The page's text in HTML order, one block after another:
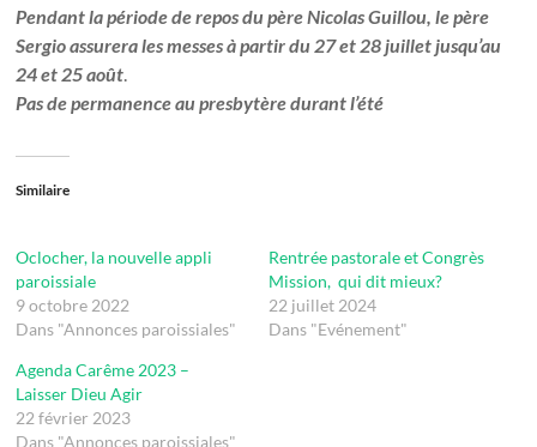
Pendant la période de repos du père Nicolas Guillou, le père
Sergio assurera les messes à partir du 27 et 28 juillet jusqu’au
24 et 25 août.
Pas de permanence au presbytère durant l’été
Similaire
Oclocher, la nouvelle appli
paroissiale
9 octobre 2022
Dans "Annonces paroissiales"
Rentrée pastorale et Congrès
Mission, qui dit mieux?
22 juillet 2024
Dans "Evénement"
Agenda Carême 2023 –
Laisser Dieu Agir
22 février 2023
Dans "Annonces paroissiales"